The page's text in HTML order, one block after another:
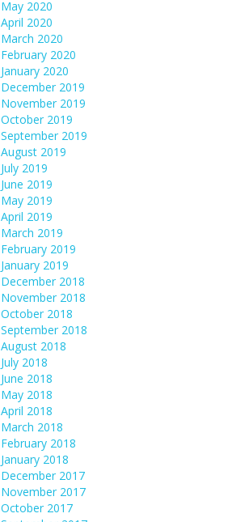
May 2020
April 2020
March 2020
February 2020
January 2020
December 2019
November 2019
October 2019
September 2019
August 2019
July 2019
June 2019
May 2019
April 2019
March 2019
February 2019
January 2019
December 2018
November 2018
October 2018
September 2018
August 2018
July 2018
June 2018
May 2018
April 2018
March 2018
February 2018
January 2018
December 2017
November 2017
October 2017